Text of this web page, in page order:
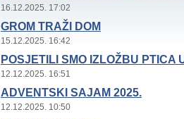
16.12.2025. 17:02
GROM TRAŽI DOM
15.12.2025. 16:42
POSJETILI SMO IZLOŽBU PTICA
12.12.2025. 16:51
ADVENTSKI SAJAM 2025.
12.12.2025. 10:50